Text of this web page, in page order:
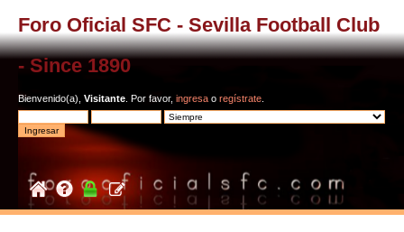
Foro Oficial SFC - Sevilla Football Club
- Since 1890
Bienvenido(a), Visitante . Por favor, ingresa o regístrate